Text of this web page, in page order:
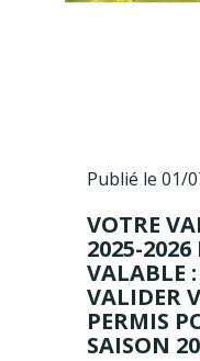
Publié le 01/
VOTRE
2025-2026
VALABLE
VALIDER
PERMIS
SAISON